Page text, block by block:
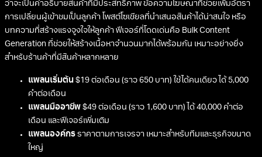
ว่าจะเป็นคำอธิบายสินค้าที่มีประสิทธิภาพ ข้อความโฆษณาที่ช่วยเพิ่มอัตรา
การเปลี่ยนผู้เข้าชมเป็นลูกค้า โพสต์โซเชียลที่นำเสนอสินค้าได้น่าสนใจ หรือ
บทความที่สร้างแรงจูงใจให้ลูกค้า ฟีเจอร์ที่โดดเด่นคือ Bulk Content
Generation ที่ช่วยให้สร้างเนื้อหาจำนวนมากได้พร้อมกัน เหมาะอย่างยิ่ง
สำหรับร้านค้าที่มีสินค้าหลากหลาย
แพลนเริ่มต้น $19 ต่อเดือน (ราว 650 บาท) ใช้ได้คนเดียว ได้ 5,000
คำต่อเดือน
แพลนมืออาชีพ $49 ต่อเดือน (ราว 1,600 บาท) ได้ 40,000 คำต่อ
เดือน และฟีเจอร์เพิ่มเติม
แพลนองค์กร ราคาตามการเจรจา เหมาะสำหรับทีมและธุรกิจขนาด
ใหญ่